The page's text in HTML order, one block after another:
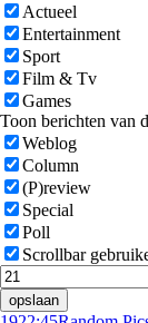
Actueel
Entertainment
Sport
Film & Tv
Games
Toon berichten van
Weblog
Column
(P)review
Special
Poll
Scrollbar
opslaan